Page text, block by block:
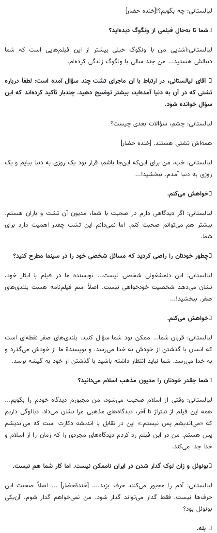
لیالستانی: چه بگویم؟![خنده حضار]
شما تا بهحال فیلمی از ونگوگ دیدهاید؟
لیالستانی:آشنایی من با ونگوگ خیلی بیشتر از این فیلمهایی است که شما
دنبالش هستید... من چند سالی با ونگوگ زندگی کردهام.
 آقای لیالستانی، در ارتباط با آن ماجرای تشت چند سؤال آمده است:لطفاً درباره
تشتی که در آن به دنیا آمدهاید، بیشتر توضیح دهید.چندبار تأکید کردهاند که این
سؤال خوانده شود.
لیالستانی: چشم، سؤالات بعدی چیست؟
همهاش تشتی هستند. [خنده حضار]
لیالستانی: خب، من برای اینکه اینجا باشم، قرار بود یک روزی به دنیا بیایم و یک
روزی به دنیا آمدم. ببخشید!...
خواهش میکنم.
لیالستانی: اگر دیدگاهی دارم در صحبت با شما، مدیون آن تشت و باران هستم.
بیشتر هم میتوانم صحبت کنم. اما نمیدانم این تشت چقدر اهمیت دارد برای
شما.
چطور خودتان را راضی کردید که مسائل شخصی خود را در سینما مطرح کنید؟
لیالستانی: این دلمشغولی شخصی نیست... نویسنده ما در فیلم با ایثار خود،
نشان میدهد شخصیت خودخواهی نیست. اصلاً اسم فیلمنامه هست بلندیهای
صفر. ببخشید!...
خواهش میکنم.
لیالستانی: قربان شما... ممکن بود شما سؤال کنید. بلندیهای صفر نقطهای است
که انسان با گذشتن از خودش به خدا میرسد. و نویسندة ما از خودش میگذرد و
به خدا میرسد. شما نباید انتظار داشته باشید با گذشتن از خود به گیشه برسد.
شما چقدر خودتان را مدیون مذهب اسلام میدانید؟
لیالستانی: وقتی از اسلام صحبت میشود، من مجبورم دیدگاه خودم را بگویم...
همه این فیلم از تیتراژ تا آخر، دیدگاههای مذهبی مرا نشان میداد.دیالوگی داریم
که«میاندیشم پس نیستم.» این در تقابل با اندیشه دکارت است که میاندیشم
پس هستم. من در این فیلم رد کردم دیدگاههای مجردی را که زمان را از اسلام و
خدا جدا میکند.
بونوئل و ژان لوک گدار شدن در ایران ناممکن نیست. اما کار شما هم نیست.
لیالستانی:آدم را مجبور میکنند حرف بزند.... [خندةحضار] ... اصلاً صحبت این
حرفها نیست.فقط گدار میتواند گدار شود. من نمیخواهم گدار شوم.آنیکی
بونوئل بود؟
 بله.